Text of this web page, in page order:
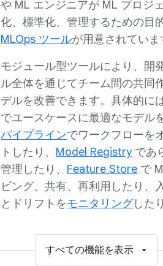
や ML エンジニアが ML プロジ
化、標準化、管理するための目
MLOps ツールが用意されていま
モジュール型ツールにより、開
ル全体を通じてチーム間の共同
デルを改善できます。具体的には
でユースケースに最適なモデル
パイプラインでワークフローを
トしたり、 Model Registryであ
管理したり、 Feature Store で
ビング、共有、再利用したり、
とドリフトをモニタリングした
すべての機能を表示